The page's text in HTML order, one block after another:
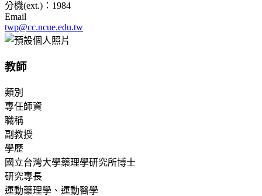
分機(ext.)：1984
Email
twp@cc.ncue.edu.tw
教師
類別
專任師資
職稱
副教授
學歷
國立台灣大學藥理學研究所博士
研究專長
運動藥理學、運動醫學